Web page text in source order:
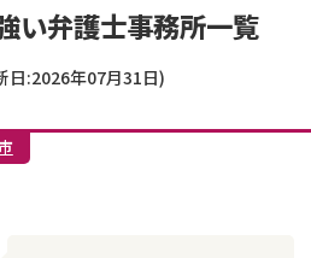
い弁護士事務所一覧
日:2026年07月31日)